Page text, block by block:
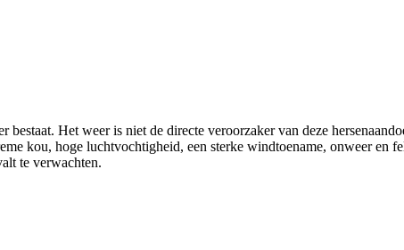
bestaat. Het weer is niet de directe veroorzaker van deze
kou, hoge luchtvochtigheid, een sterke windtoename, onweer
te verwachten.